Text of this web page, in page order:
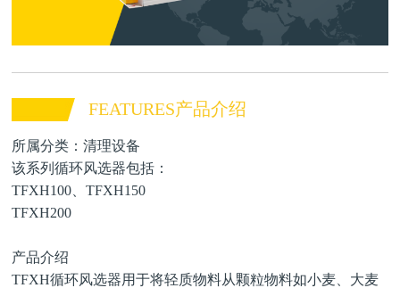
FEATURES产品介绍
所属分类：清理设备
该系列循环风选器包括：
TFXH100、TFXH150
TFXH200
产品介绍
TFXH循环风选器用于将轻质物料从颗粒物料如小麦、大麦